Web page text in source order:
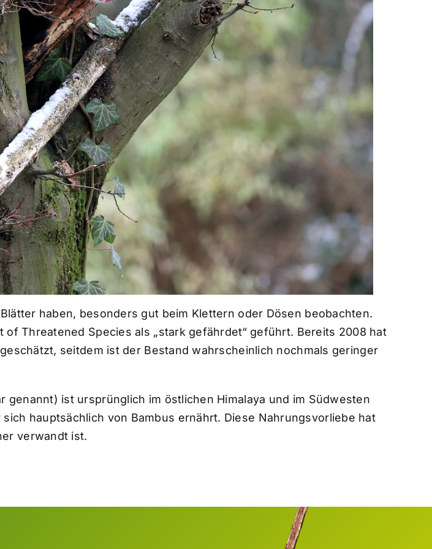
haben, besonders gut beim Klettern oder Dösen beobachten.
Threatened Species als „stark gefährdet“ geführt. Bereits 2008 hat
seitdem ist der Bestand wahrscheinlich nochmals geringer
genannt) ist ursprünglich im östlichen Himalaya und im Südwesten
hauptsächlich von Bambus ernährt. Diese Nahrungsvorliebe hat
verwandt ist.